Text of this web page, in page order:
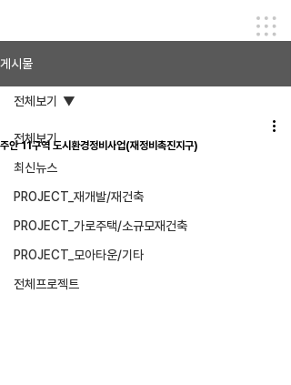
게시물
전체보기
최신뉴스
PROJECT_재개발/재건축
PROJECT_가로주택/소규모재건축
PROJECT_모아타운/기타
전체프로젝트
전체보기
주안 11구역 도시환경정비사업(재정비촉진지구)